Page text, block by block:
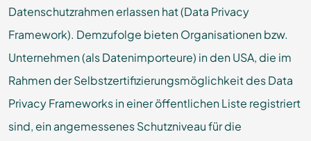
Datenschutzrahmen erlassen hat (Data Privacy
Framework). Demzufolge bieten Organisationen bzw.
Unternehmen (als Datenimporteure) in den USA, die im
Rahmen der Selbstzertifizierungsmöglichkeit des Data
Privacy Frameworks in einer öffentlichen Liste registriert
sind, ein angemessenes Schutzniveau für die